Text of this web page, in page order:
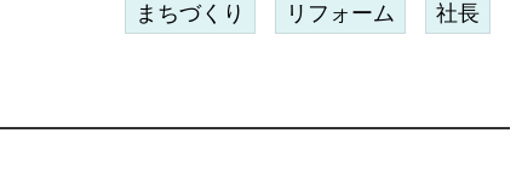
まちづくり リフォーム 社長